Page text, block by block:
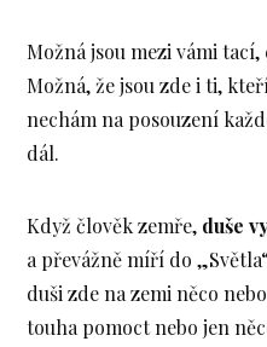
Možná jsou mezi vámi
Možná, že jsou zde i ti,
nechám na posouzení
dál.
Když člověk zemře, duše
a převážně míří do
duši zde na zemi něco
touha pomoct nebo jen